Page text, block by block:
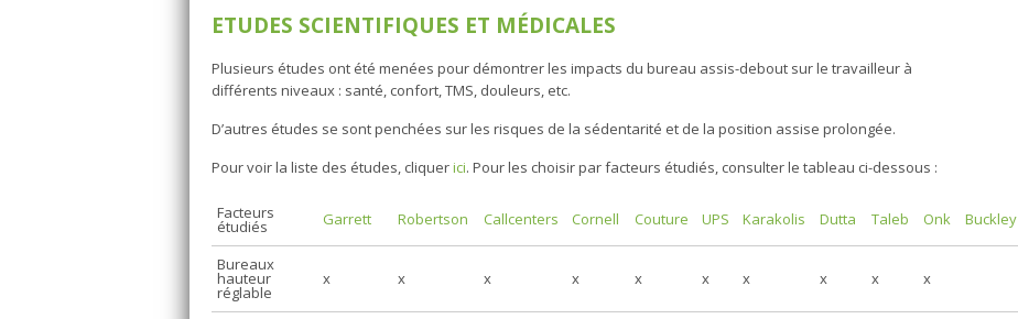
ETUDES SCIENTIFIQUES ET MÉDICALES
Plusieurs études ont été menées pour démontrer les impacts du bureau assis-debout sur le travailleur à
différents niveaux : santé, confort, TMS, douleurs, etc.
D’autres études se sont penchées sur les risques de la sédentarité et de la position assise prolongée.
Pour voir la liste des études, cliquerici. Pour les choisir par facteurs étudiés, consulter le tableau ci-dessous :
Facteurs
étudiés Garrett Robertson Callcenters Cornell Couture UPS Karakolis Dutta Taleb Onk Buckley
Bureaux
hauteur
réglable
x x x x x x x x x x